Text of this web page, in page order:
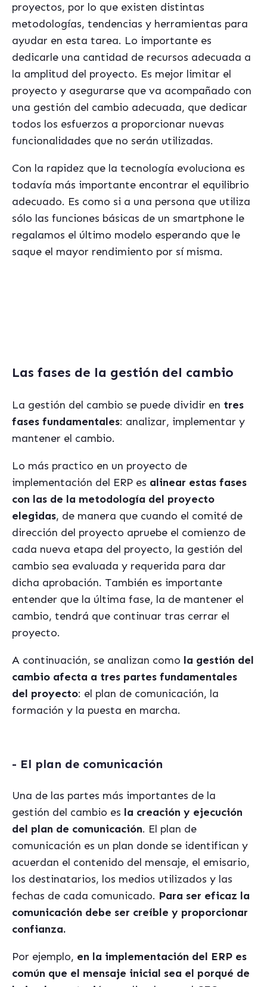
proyectos, por lo que existen distintas
metodologías, tendencias y herramientas para
ayudar en esta tarea. Lo importante es
dedicarle una cantidad de recursos adecuada a
la amplitud del proyecto. Es mejor limitar el
proyecto y asegurarse que va acompañado con
una gestión del cambio adecuada, que dedicar
todos los esfuerzos a proporcionar nuevas
funcionalidades que no serán utilizadas.
Con la rapidez que la tecnología evoluciona es
todavía más importante encontrar el equilibrio
adecuado. Es como si a una persona que utiliza
sólo las funciones básicas de un smartphone le
regalamos el último modelo esperando que le
saque el mayor rendimiento por sí misma.
Las fases de la gestión del cambio
La gestión del cambio se puede dividir en tres
fases fundamentales: analizar, implementar y
mantener el cambio.
Lo más practico en un proyecto de
implementación del ERP es alinear estas fases
con las de la metodología del proyecto
elegidas, de manera que cuando el comité de
dirección del proyecto apruebe el comienzo de
cada nueva etapa del proyecto, la gestión del
cambio sea evaluada y requerida para dar
dicha aprobación. También es importante
entender que la última fase, la de mantener el
cambio, tendrá que continuar tras cerrar el
proyecto.
A continuación, se analizan como la gestión del
cambio afecta a tres partes fundamentales
del proyecto: el plan de comunicación, la
formación y la puesta en marcha.
- El plan de comunicación
Una de las partes más importantes de la
gestión del cambio es la creación y ejecución
del plan de comunicación. El plan de
comunicación es un plan donde se identifican y
acuerdan el contenido del mensaje, el emisario,
los destinatarios, los medios utilizados y las
fechas de cada comunicado. Para ser eficaz la
comunicación debe ser creíble y proporcionar
confianza.
Por ejemplo, en la implementación del ERP es
común que el mensaje inicial sea el porqué de